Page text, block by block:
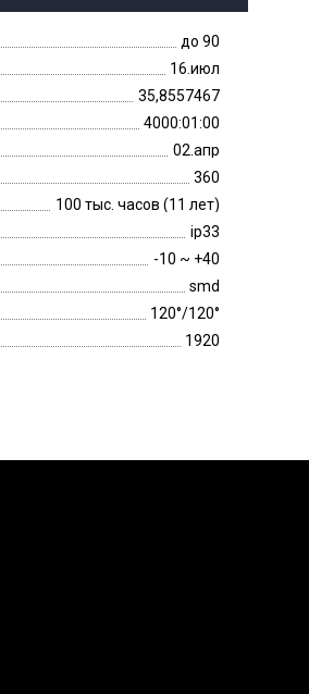
до 90
16.июл
35,8557467
4000:01:00
02.апр
360
100 тыс. часов (11 лет)
ip33
-10 ~ +40
smd
120°/120°
1920